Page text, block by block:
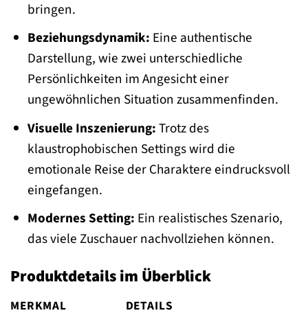
bringen.
Beziehungsdynamik: Eine authentische
Darstellung, wie zwei unterschiedliche
Persönlichkeiten im Angesicht einer
ungewöhnlichen Situation zusammenfinden.
Visuelle Inszenierung:Trotz des
klaustrophobischen Settings wird die
emotionale Reise der Charaktere eindrucksvoll
eingefangen.
Modernes Setting: Ein realistisches Szenario,
das viele Zuschauer nachvollziehen können.
Produktdetails im Überblick
MERKMAL
DETAILS